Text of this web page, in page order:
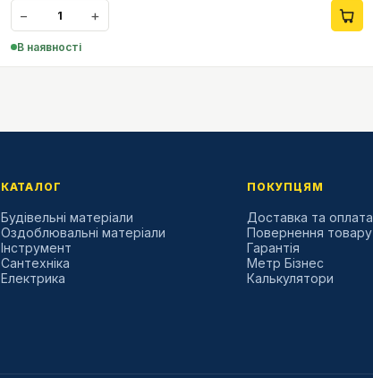
− +
В наявності
КАТАЛОГ
Будівельні матеріали
Оздоблювальні матеріали
Інструмент
Сантехніка
Електрика
ПОКУПЦЯМ
Доставка та оплата
Повернення товару
Гарантія
Метр Бізнес
Калькулятори